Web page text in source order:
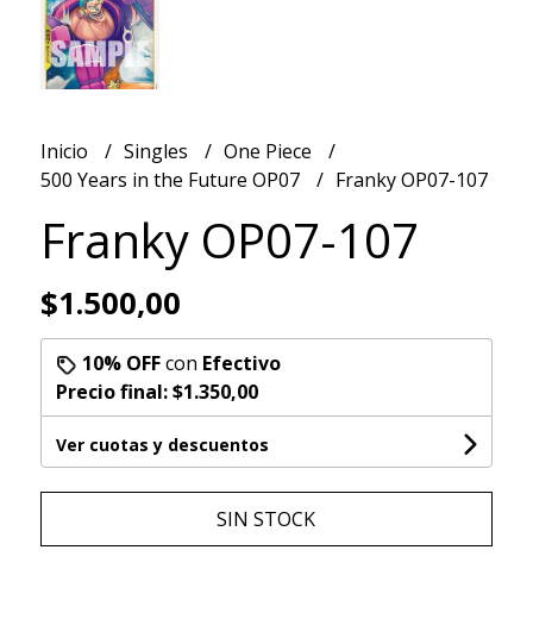
Inicio Singles
One Piece
500 Years in the Future OP07
Franky OP07-107
Franky OP07-107
$1.500,00
10% OFFcon Efectivo
Precio final:$1.350,00
Ver cuotas y descuentos
SIN STOCK